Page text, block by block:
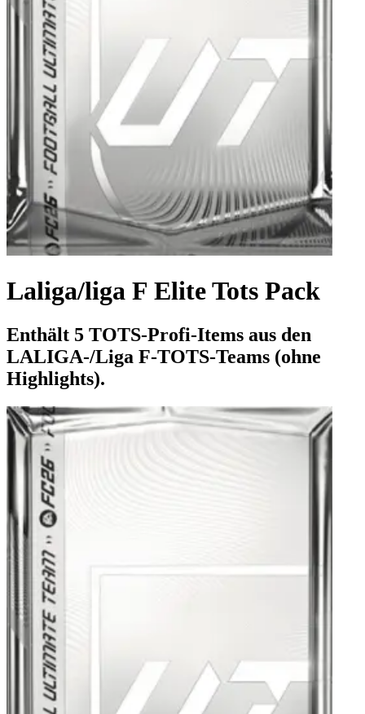
Laliga/liga F Elite Tots Pack
Enthält 5 TOTS-Profi-Items aus den
LALIGA-/Liga F-TOTS-Teams (ohne
Highlights).